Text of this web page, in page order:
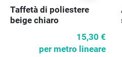
Taffetà di poliestere
beige chiaro
15,30 €
per metro lineare